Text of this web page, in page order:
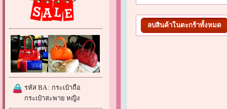
รหัส BA : กระเป๋าถือ
กระเป๋าสะพาย หญิง